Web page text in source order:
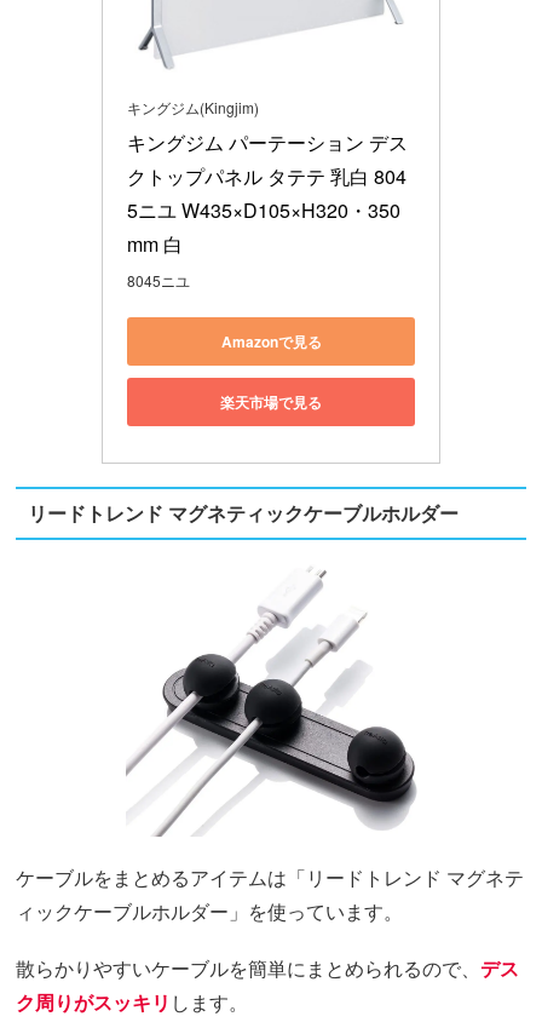
キングジム(Kingjim)
キングジム パーテーション デス
クトップパネル タテテ 乳白 804
5ニユ W435×D105×H320・350
mm 白
8045ニユ
Amazonで見る
楽天市場で見る
リードトレンド マグネティックケーブルホルダー
ケーブルをまとめるアイテムは「リードトレンド マグネテ
ィックケーブルホルダー」を使っています。
散らかりやすいケーブルを簡単にまとめられるので、デス
ク周りがスッキリ します。